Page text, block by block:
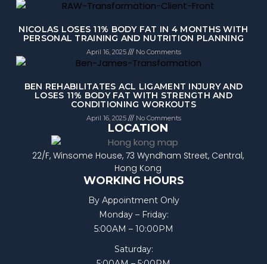
NICOLAS LOSES 11% BODY FAT IN 4 MONTHS WITH
PERSONAL TRAINING AND NUTRITION PLANNING
April 16, 2025 No Comments
BEN REHABILITATES ACL LIGAMENT INJURY AND
LOSES 11% BODY FAT WITH STRENGTH AND
CONDITIONING WORKOUTS
April 16, 2025 No Comments
LOCATION
22/F, Winsome House, 73 Wyndham Street, Central,
Hong Kong
WORKING HOURS
By Appointment Only
Monday – Friday:
5:00AM – 10:00PM
Saturday: